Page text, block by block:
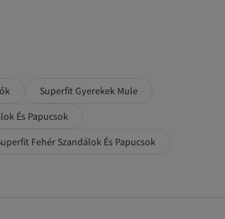
Superfit Gyerekek Mule
És Papucsok
Fehér Szandálok És Papucsok